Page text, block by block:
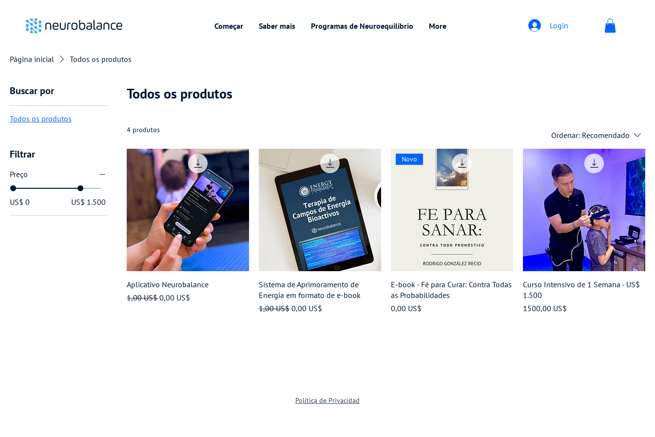
Começar Saber mais Programas de Neuroequilíbrio More Login
Página inicial Todos os produtos
Buscar por
Todos os produtos
Filtrar
Preço
US$ 0 US$ 1.500
Todos os produtos
4 produtos
Ordenar: Recomendado
Aplicativo Neurobalance
Preço normal
1,00 US$ Preço promocional
0,00 US$
Sistema de Aprimoramento de
Energia em formato de e-book
Preço normal
1,00 US$ Preço promocional
0,00 US$
Novo
E-book - Fé para Curar: Contra Todas
as Probabilidades
Preço
0,00 US$
Curso Intensivo de 1 Semana - US$
1.500
Preço
1500,00 US$
Política de Privacidad